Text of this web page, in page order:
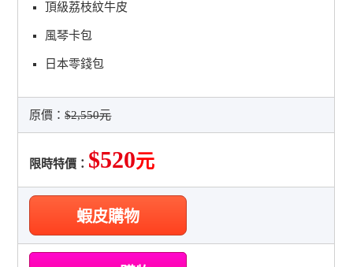
頂級荔枝紋牛皮
風琴卡包
日本零錢包
原價：$2,550元
限時特價： $520元
蝦皮購物